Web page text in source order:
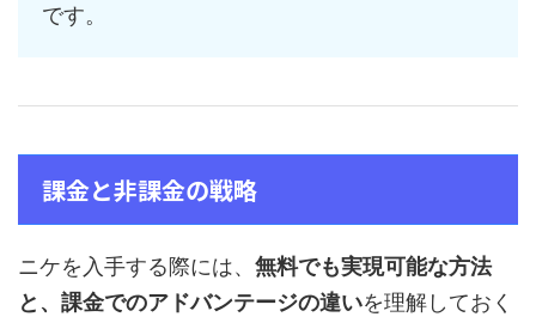
です。
課金と非課金の戦略
ニケを入手する際には、 無料でも実現可能な方法
と、課金でのアドバンテージの違いを理解しておく